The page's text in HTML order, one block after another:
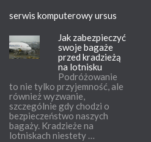
serwis komputerowy ursus
Jak zabezpieczyć
swoje bagaże
przed kradzieżą
na lotnisku
Podróżowanie
to nie tylko przyjemność, ale
również wyzwanie,
szczególnie gdy chodzi o
bezpieczeństwo naszych
bagaży. Kradzieże na
lotniskach niestety …